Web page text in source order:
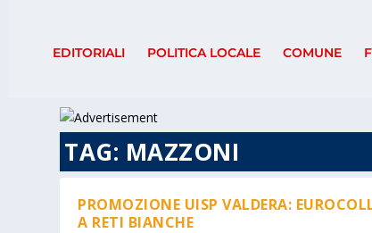
EDITORIALI POLITICA LOCALE COMUNE
TAG: MAZZONI
PROMOZIONE UISP VALDERA:
A RETI BIANCHE